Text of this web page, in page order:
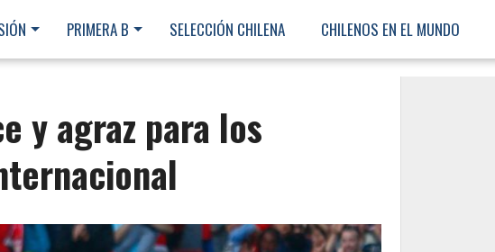
PRIMERA B SELECCIÓN CHILENA CHILENOS EN EL MUNDO
y agraz para los